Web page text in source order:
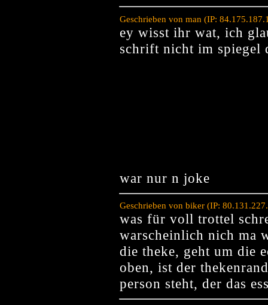
Geschrieben von man (IP:
ey wisst ihr wat, ich
schrift nicht im spiegel
war nur n joke
Geschrieben von biker (IP:
was für voll trottel
warscheinlich nich ma
die theke, geht um die
oben, ist der
person steht, der das